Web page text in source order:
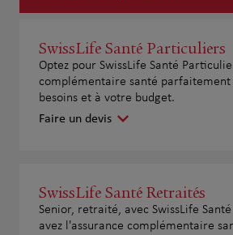
SwissLife Santé Particuliers
Optez pour SwissLife Santé
complémentaire santé parfaitement
besoins et à votre budget.
Faire un devis
SwissLife Santé Retraités
Senior, retraité, avec SwissLife
avez l'assurance complémentaire